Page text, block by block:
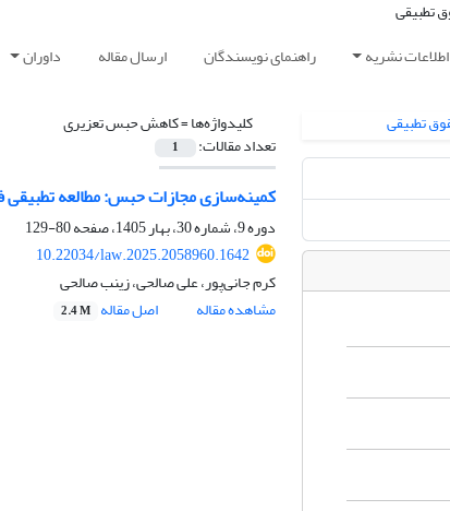
اطلاعات نشریه راهنمای نویسندگان ارسال مقاله داوران
کلیدواژه‌ها =کاهش حبس تعزیری
تعداد مقالات: 1
کمینه‌سازی مجازات حبس: مطالعه تطبیقی
دوره 9، شماره 30، بهار 1405، صفحه
80-129
10.22034/law.2025.2058960.1642
کرم جانی‌پور، علی صالحی، زینب صالحی
مشاهده مقاله
اصل مقاله 2.4 M